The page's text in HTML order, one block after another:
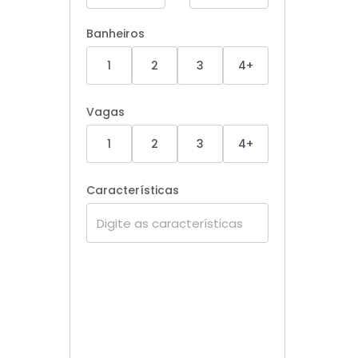
Banheiros
1
2 3 4+
Vagas
1
2 3 4+
Características